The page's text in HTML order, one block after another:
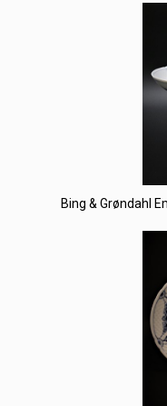
Bing & Grøndahl